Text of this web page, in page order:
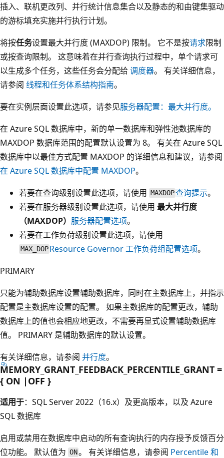
插入、联机更改列、并行统计信息集合以及静态的和由键集驱动
的游标填充实施并行执行计划。
将按任务设置最大并行度 (MAXDOP) 限制。 它不是按请求限制
或按查询限制。 这意味着在并行查询执行过程中，单个请求可
以生成多个任务，这些任务会分配给 调度器。 有关详细信息，
请参阅 线程和任务体系结构指南。
要在实例层面设置此选项，请参见服务器配置：最大并行度。
在 Azure SQL 数据库中，新的单一数据库和弹性池数据库的
MAXDOP 数据库范围的配置默认设置为 8。 有关在 Azure SQL
数据库中以最佳方式配置 MAXDOP 的详细信息和建议，请参阅
在 Azure SQL 数据库中配置 MAXDOP。
若要在查询级别设置此选项，请使用 MAXDOP查询提示。
若要在服务器级别设置此选项，请使用 最大并行度
（MAXDOP） 服务器配置选项。
若要在工作负荷级别设置此选项，请使用
MAX_DOP Resource Governor 工作负荷组配置选项。
PRIMARY
只能为辅助数据库设置辅助数据库，同时在主数据库上，并指示
配置是主数据库设置的配置。 如果主数据库的配置更改，辅助
数据库上的值也会相应地更改，不需要再显式设置辅助数据库
值。 PRIMARY 是辅助数据库的默认设置。
有关详细信息，请参阅 并行度。
MEMORY_GRANT_FEEDBACK_PERCENTILE_GRANT =
{ ON |OFF }
适用于：SQL Server 2022（16.x）及更高版本，以及 Azure
SQL 数据库
启用或禁用在数据库中启动的所有查询执行的内存授予反馈百分
位功能。 默认值为 ON。 有关详细信息，请参阅 Percentile 和